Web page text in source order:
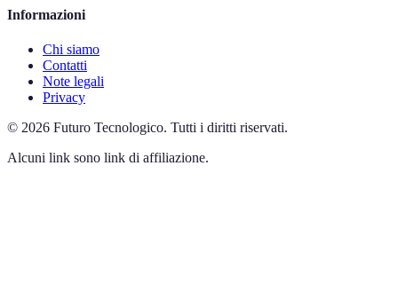
Informazioni
Chi siamo
Contatti
Note legali
Privacy
© 2026 Futuro Tecnologico. Tutti i diritti riservati.
Alcuni link sono link di affiliazione.